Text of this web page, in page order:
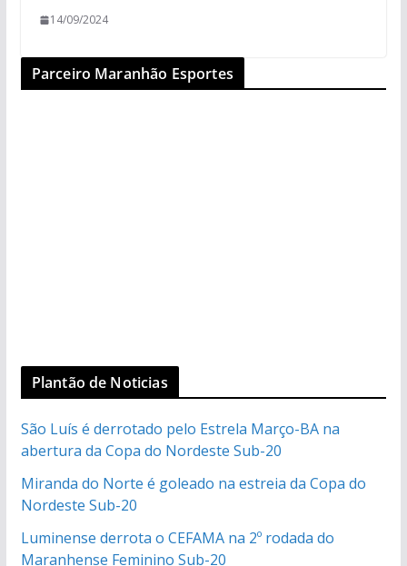
14/09/2024
Parceiro Maranhão Esportes
Plantão de Noticias
São Luís é derrotado pelo Estrela Março-BA na
abertura da Copa do Nordeste Sub-20
Miranda do Norte é goleado na estreia da Copa do
Nordeste Sub-20
Luminense derrota o CEFAMA na 2º rodada do
Maranhense Feminino Sub-20